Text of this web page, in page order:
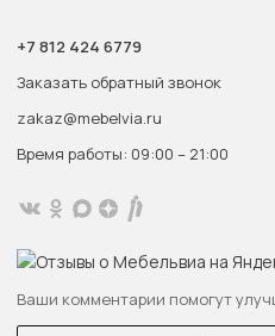
+7 812 424 6779
Заказать обратный звонок
zakaz@mebelvia.ru
Время работы: 09:00 – 21:00
Ваши комментарии помогут